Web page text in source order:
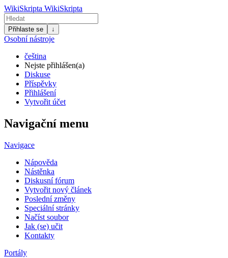
WikiSkripta WikiSkripta
Přihlaste se ↓
Osobní nástroje
čeština
Nejste přihlášen(a)
Diskuse
Příspěvky
Přihlášení
Vytvořit účet
Navigační menu
Navigace
Nápověda
Nástěnka
Diskusní fórum
Vytvořit nový článek
Poslední změny
Speciální stránky
Načíst soubor
Jak (se) učit
Kontakty
Portály